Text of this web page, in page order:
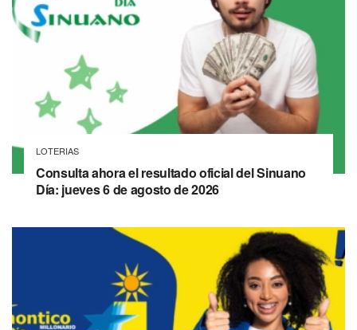
LOTERIAS
Consulta ahora el resultado oficial del Sinuano
Día: jueves 6 de agosto de 2026